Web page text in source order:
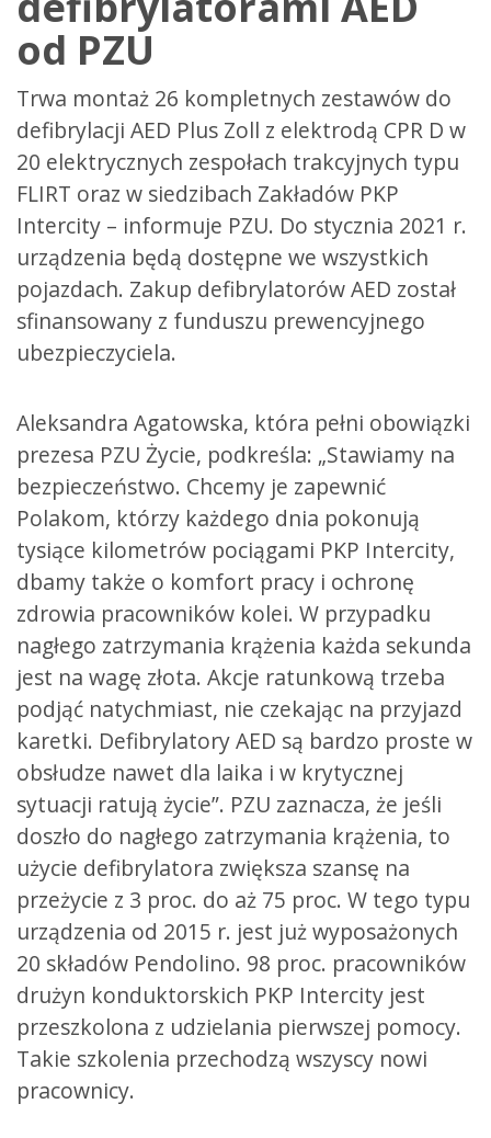
od PZU
Trwa montaż 26 kompletnych zestawów do
defibrylacji AED Plus Zoll z elektrodą CPR D w
20 elektrycznych zespołach trakcyjnych typu
FLIRT oraz w siedzibach Zakładów PKP
Intercity – informuje PZU. Do stycznia 2021 r.
urządzenia będą dostępne we wszystkich
pojazdach. Zakup defibrylatorów AED został
sfinansowany z funduszu prewencyjnego
ubezpieczyciela.
Aleksandra Agatowska, która pełni obowiązki
prezesa PZU Życie, podkreśla: „Stawiamy na
bezpieczeństwo. Chcemy je zapewnić
Polakom, którzy każdego dnia pokonują
tysiące kilometrów pociągami PKP Intercity,
dbamy także o komfort pracy i ochronę
zdrowia pracowników kolei. W przypadku
nagłego zatrzymania krążenia każda sekunda
jest na wagę złota. Akcje ratunkową trzeba
podjąć natychmiast, nie czekając na przyjazd
karetki. Defibrylatory AED są bardzo proste w
obsłudze nawet dla laika i w krytycznej
sytuacji ratują życie”. PZU zaznacza, że jeśli
doszło do nagłego zatrzymania krążenia, to
użycie defibrylatora zwiększa szansę na
przeżycie z 3 proc. do aż 75 proc. W tego typu
urządzenia od 2015 r. jest już wyposażonych
20 składów Pendolino. 98 proc. pracowników
drużyn konduktorskich PKP Intercity jest
przeszkolona z udzielania pierwszej pomocy.
Takie szkolenia przechodzą wszyscy nowi
pracownicy.